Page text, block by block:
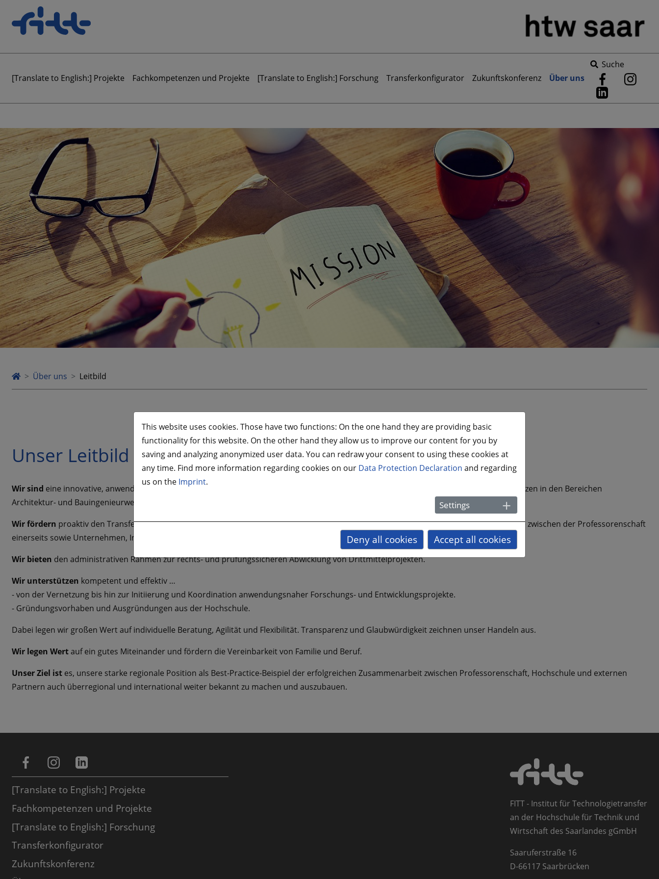
[Translate to English:] Projekte Fachkompetenzen und Projekte [Translate to English:] Forschung Transferkonfigurator Zukunftskonferenz Über uns
Suche
Über uns Leitbild
Unser Leitbild
Wir sind eine innovative, anwendungsorientierte Forschungseinrichtung mit über 100 Mitarbeitenden mit vielfältigen fachlichen Kompetenzen in den Bereichen
Architektur- und Bauingenieurwesen, Ingenieur-, Sozial- und Wirtschaftswissenschaften.
Wir fördern proaktiv den Transfer von Wissen und Technologie und verstehen uns als kundenorientierter Dienstleister an der Schnittstelle zwischen der Professorenschaft
einerseits sowie Unternehmen, Institutionen und Gesellschaft andererseits.
Wir bieten den administrativen Rahmen zur rechts- und prüfungssicheren Abwicklung von Drittmittelprojekten.
Wir unterstützen kompetent und effektiv …
- von der Vernetzung bis hin zur Initiierung und Koordination anwendungsnaher Forschungs- und Entwicklungsprojekte.
- Gründungsvorhaben und Ausgründungen aus der Hochschule.
Dabei legen wir großen Wert auf individuelle Beratung, Agilität und Flexibilität. Transparenz und Glaubwürdigkeit zeichnen unser Handeln aus.
Wir legen Wertauf ein gutes Miteinander und fördern die Vereinbarkeit von Familie und Beruf.
Unser Ziel ist es, unsere starke regionale Position als Best-Practice-Beispiel der erfolgreichen Zusammenarbeit zwischen Professorenschaft, Hochschule und externen
Partnern auch überregional und international weiter bekannt zu machen und auszubauen.
[Translate to English:] Projekte
Fachkompetenzen und Projekte
[Translate to English:] Forschung
Transferkonfigurator
Zukunftskonferenz
FITT - Institut für Technologietransfer
an der Hochschule für Technik und
Wirtschaft des Saarlandes gGmbH
Saaruferstraße 16
D-66117 Saarbrücken
This website uses cookies. Those have two functions: On the one hand they are providing basic
functionality for this website. On the other hand they allow us to improve our content for you by
saving and analyzing anonymized user data. You can redraw your consent to using these cookies at
any time. Find more information regarding cookies on our Data Protection Declaration and regarding
us on the Imprint.
Settings
Deny all cookies Accept all cookies